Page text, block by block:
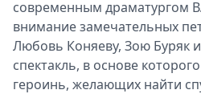
современным драматургом
внимание замечательных
Любовь Коняеву, Зою Буряк
спектакль, в основе
героинь, желающих найти